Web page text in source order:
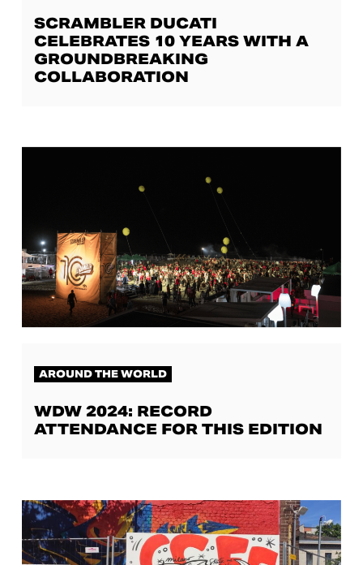
SCRAMBLER DUCATI
CELEBRATES 10 YEARS WITH A
GROUNDBREAKING
COLLABORATION
AROUND THE WORLD
WDW 2024: RECORD
ATTENDANCE FOR THIS EDITION